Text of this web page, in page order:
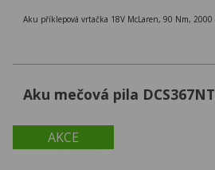
AKCE
Aku mečová pila DCS367NT